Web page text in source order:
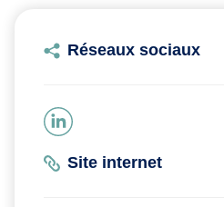
Réseaux sociaux
Site internet